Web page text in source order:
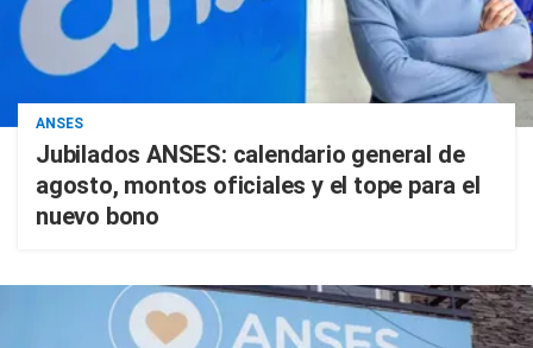
ANSES
Jubilados ANSES: calendario general de
agosto, montos oficiales y el tope para el
nuevo bono